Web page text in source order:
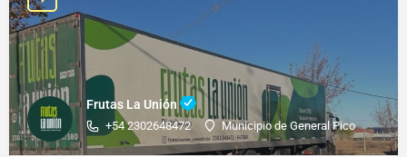
Frutas La Unión
+54 2302648472 Municipio de General Pico